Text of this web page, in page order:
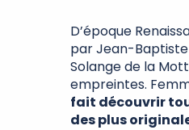
D’époque
par Jean-Baptiste
Solange de la
empreintes.
fait découvrir
des plus